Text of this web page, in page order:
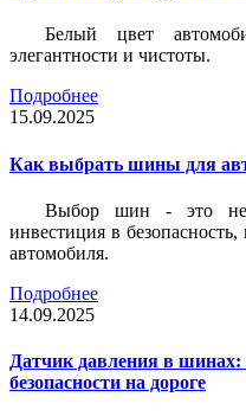
Белый цвет
элегантности и чистоты.
Подробнее
15.09.2025
Как выбрать шины для
Выбор шин - это не
инвестиция в
автомобиля.
Подробнее
14.09.2025
Датчик давления в
безопасности на дороге